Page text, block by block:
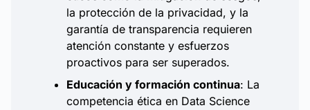
la protección de la privacidad, y la
garantía de transparencia requieren
atención constante y esfuerzos
proactivos para ser superados.
Educación y formación continua: La
competencia ética en Data Science